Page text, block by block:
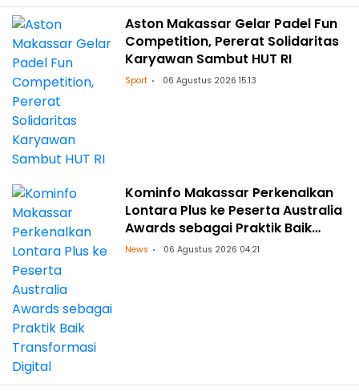
Aston Makassar Gelar Padel Fun
Competition, Pererat Solidaritas
Karyawan Sambut HUT RI
Sport 06 Agustus 2026 15:13
Kominfo Makassar Perkenalkan
Lontara Plus ke Peserta Australia
Awards sebagai Praktik Baik
Transformasi Digital
News 06 Agustus 2026 04:21